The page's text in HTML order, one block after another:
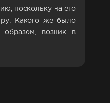
поскольку на его
Какого же было
образом, возник в